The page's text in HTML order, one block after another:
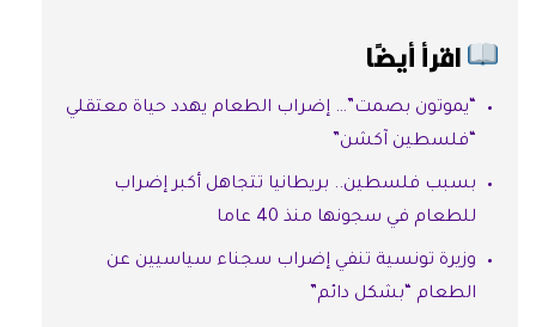
اقرأ أيضًا
“يموتون بصمت”… إضراب الطعام يهدد حياة معتقلي
“فلسطين آكشن”
بسبب فلسطين.. بريطانيا تتجاهل أكبر إضراب
للطعام في سجونها منذ 40 عاما
وزيرة تونسية تنفي إضراب سجناء سياسيين عن
الطعام “بشكل دائم”